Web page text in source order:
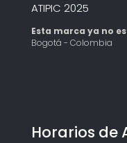
ATIPIC 2025
Esta marca ya no
Bogotá - Colombia
Horarios de